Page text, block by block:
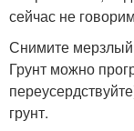
сейчас не
Снимите мерзлый
Грунт можно
грунт.